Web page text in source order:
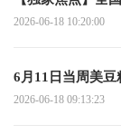
2026-06-18 10:20:00
6月11日当周美
2026-06-18 09:13:23